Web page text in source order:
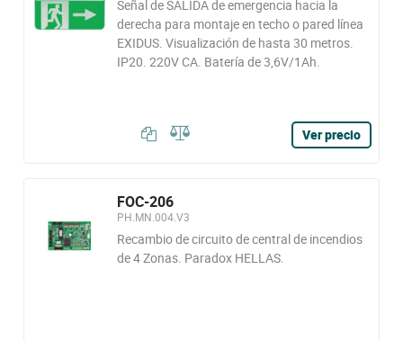
Señal de SALIDA de emergencia hacia la
derecha para montaje en techo o pared línea
EXIDUS. Visualización de hasta 30 metros.
IP20. 220V CA. Batería de 3,6V/1Ah.
Ver precio
FOC-206
PH.MN.004.V3
Recambio de circuito de central de incendios
de 4 Zonas. Paradox HELLAS.